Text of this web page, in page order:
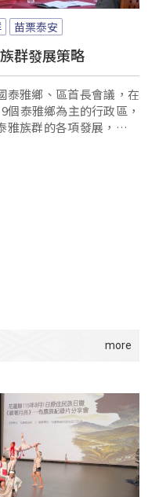
苗栗泰安
群發展策略
泰雅鄉、區首長會議，在
泰雅鄉為主的行政區，
族群的各項發展，制定